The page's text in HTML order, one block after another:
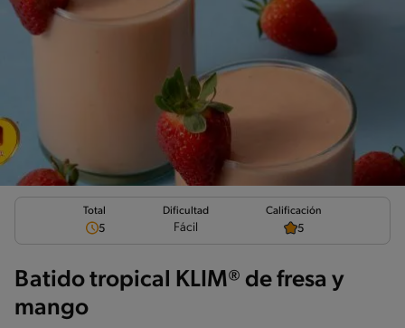
Total
5
Dificultad
Fácil
Calificación
5
Batido tropical KLIM® de fresa y
mango